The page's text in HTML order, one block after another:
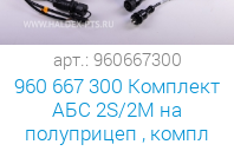
арт.: 960667300
960 667 300 Комплект
АБС 2S/2M на
полуприцеп , компл